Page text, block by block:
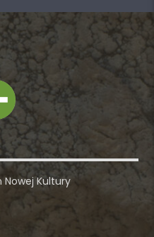
Kultury